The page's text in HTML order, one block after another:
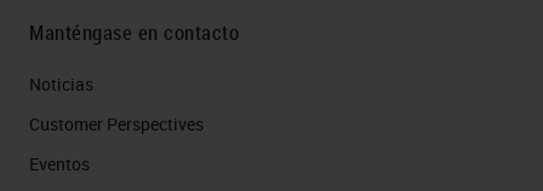
Manténgase en contacto
Noticias
Customer Perspectives​
Eventos